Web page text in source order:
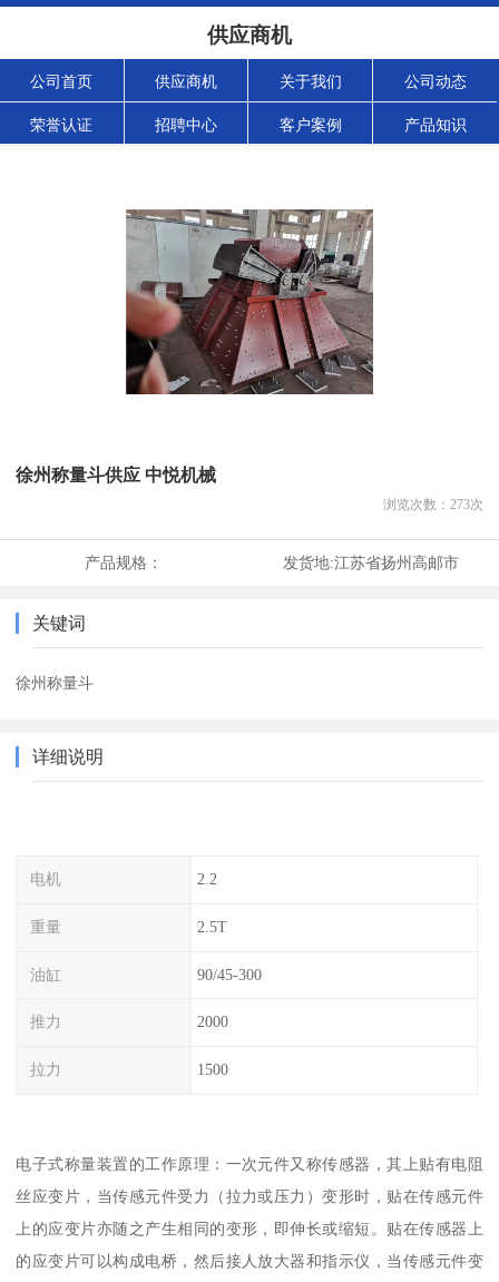
供应商机
公司首页 供应商机 关于我们 公司动态
荣誉认证 招聘中心 客户案例 产品知识
徐州称量斗供应 中悦机械
浏览次数： 273次
产品规格： 发货地:江苏省扬州高邮市
关键词
徐州称量斗
详细说明
电机 2.2
重量 2.5T
油缸 90/45-300
推力 2000
拉力 1500
电子式称量装置的工作原理：一次元件又称传感器，其上贴有电阻
丝应变片，当传感元件受力（拉力或压力）变形时，贴在传感元件
上的应变片亦随之产生相同的变形，即伸长或缩短。贴在传感器上
的应变片可以构成电桥，然后接人放大器和指示仪，当传感元件变